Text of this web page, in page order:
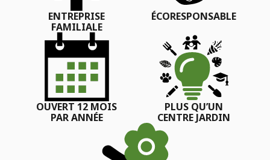
ENTREPRISE
FAMILIALE
ÉCORESPONSABLE
OUVERT 12 MOIS
PAR ANNÉE
PLUS QU’UN
CENTRE JARDIN